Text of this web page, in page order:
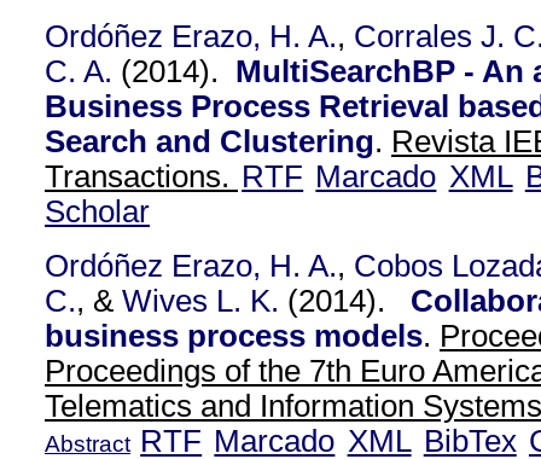
Ordóñez Erazo, H. A., Corrales J.
C. A. (2014). MultiSearchBP - An
Business Process Retrieval
Search and Clustering. Revista
Transactions. RTF Marcado XML
Scholar
Ordóñez Erazo, H. A., Cobos
C., & Wives L. K. (2014).
business process models.
Proceedings of the 7th Euro
Telematics and Information
Abstract RTF Marcado XML BibTex